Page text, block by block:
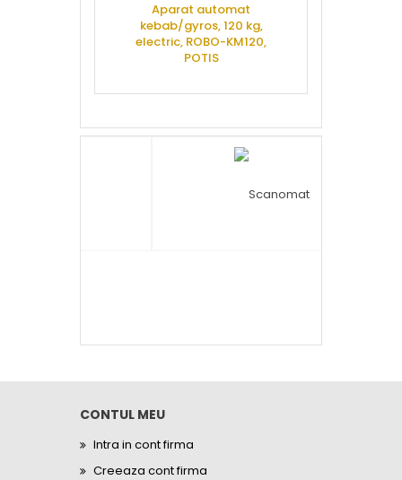
Aparat automat
kebab/gyros, 120 kg,
electric, ROBO-KM120,
POTIS
CONTUL MEU
Intra in cont firma
Creeaza cont firma